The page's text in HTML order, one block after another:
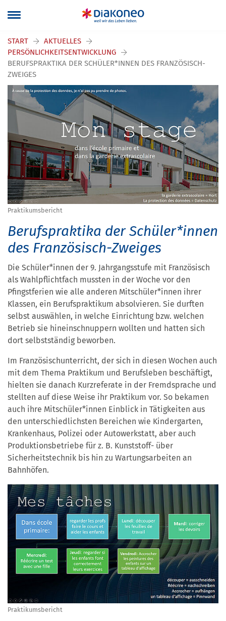
START
AKTUELLES
PERSÖNLICHKEITSENTWICKLUNG
BERUFSPRAKTIKA DER SCHÜLER*INNEN DES FRANZÖSISCH-
ZWEIGES
Praktikumsbericht
Berufspraktika der Schüler*innen
des Französisch-Zweiges
Die Schüler*innen der 9. Jahrgangsstufe mit Französisch
als Wahlpflichtfach mussten in der Woche vor den
Pfingstferien wie alle anderen Mitschüler*innen ihrer
Klassen, ein Berufspraktikum absolvieren. Sie durften
selbst auswählen, in welche Einrichtung bzw. welchen
Betrieb sie hineinschnuppern wollten und hatten sich
dort selbstständig beworben.
Im Französischunterricht, der sich in diesen Wochen auch
mit dem Thema Praktikum und Berufsleben beschäftigt,
hielten sie danach Kurzreferate in der Fremdsprache und
stellten auf diese Weise ihr Praktikum vor. So bekamen
auch ihre Mitschüler*innen Einblick in Tätigkeiten aus
den unterschiedlichsten Bereichen wie Kindergarten,
Krankenhaus, Polizei oder Autowerkstatt, aber auch
Produktionsbetriebe für z. B. Kunststoff- über
Sicherheitstechnik bis hin zu Wartungsarbeiten an
Bahnhöfen.
Praktikumsbericht